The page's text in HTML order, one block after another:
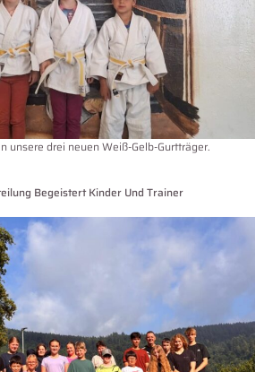
unsere drei neuen Weiß-Gelb-Gurtträger.
Begeistert Kinder Und Trainer